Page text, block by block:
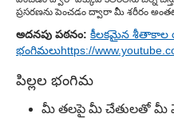
ప్రసరణను పెంచడం ద్వారా మీ శరీరం
అదనపు పఠనం: కీలకమైన
భంగిమలుhttps://
పిల్లల భంగిమ
మీ తలపై మీ చేతులతో మీ